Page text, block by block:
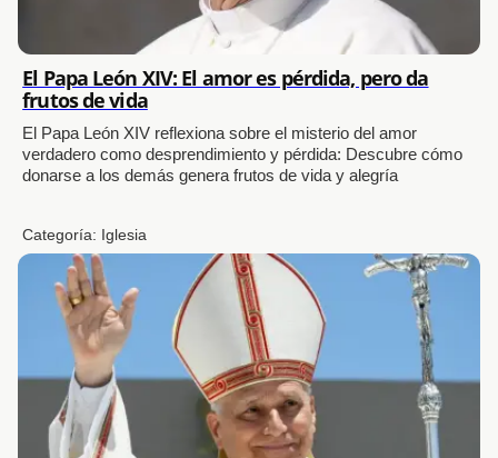
El Papa León XIV: El amor es pérdida, pero da
frutos de vida
El Papa León XIV reflexiona sobre el misterio del amor
verdadero como desprendimiento y pérdida: Descubre cómo
donarse a los demás genera frutos de vida y alegría
Categoría: Iglesia